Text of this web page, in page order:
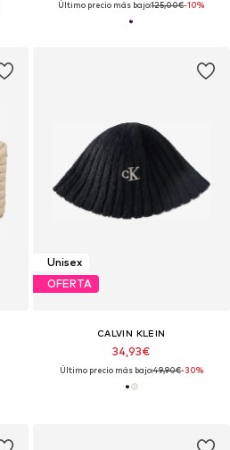
Último precio más bajo:125,00€-10%
Unisex
OFERTA
CALVIN KLEIN
34,93€
Último precio más bajo:49,90€-30%